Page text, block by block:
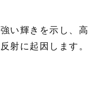
い輝きを示し、高
射に起因します。